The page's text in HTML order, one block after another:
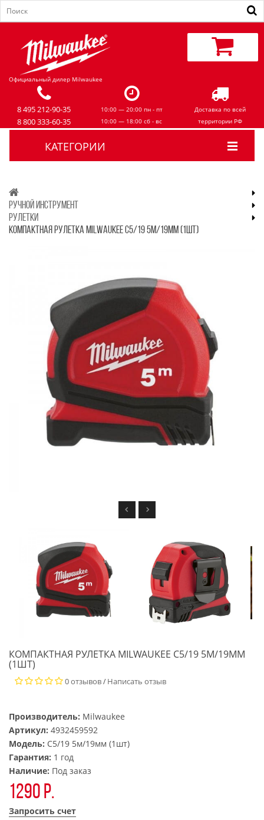
Официальный дилер Milwaukee
8 495 212-90-35
8 800 333-60-35
10:00 — 20:00 пн - пт
10:00 — 18:00 сб - вс
Доставка по всей
территории РФ
КАТЕГОРИИ
РУЧНОЙ ИНСТРУМЕНТ
РУЛЕТКИ
КОМПАКТНАЯ РУЛЕТКА MILWAUKEE C5/19 5М/19ММ (1ШТ)
КОМПАКТНАЯ РУЛЕТКА MILWAUKEE C5/19 5М/19ММ
(1ШТ)
0 отзывов/ Написать отзыв
Производитель: Milwaukee
Артикул: 4932459592
Модель: C5/19 5м/19мм (1шт)
Гарантия: 1 год
Наличие: Под заказ
1290 р.
Запросить счет